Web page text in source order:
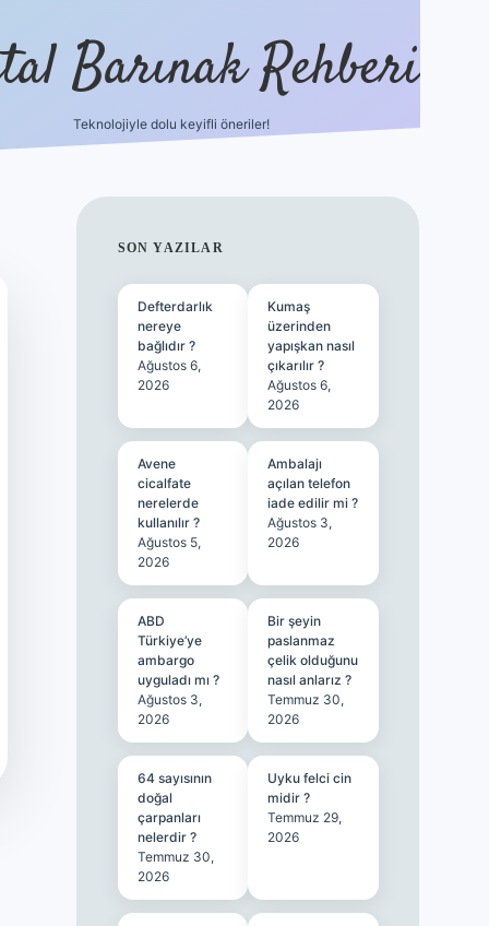
Barınak Rehberi
Teknolojiyle dolu keyifli öneriler!
SIDEBAR
SON YAZILAR
Defterdarlık
nereye
bağlıdır ?
Ağustos 6,
2026
Kumaş
üzerinden
yapışkan nasıl
çıkarılır ?
Ağustos 6,
2026
Avene
cicalfate
nerelerde
kullanılır ?
Ağustos 5,
2026
Ambalajı
açılan telefon
iade edilir mi ?
Ağustos 3,
2026
ABD
Türkiye’ye
ambargo
uyguladı mı ?
Ağustos 3,
2026
Bir şeyin
paslanmaz
çelik olduğunu
nasıl anlarız ?
Temmuz 30,
2026
64 sayısının
doğal
çarpanları
nelerdir ?
Temmuz 30,
2026
Uyku felci cin
midir ?
Temmuz 29,
2026
hiltonbet güncel